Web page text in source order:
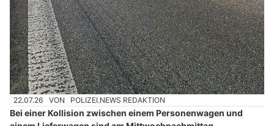
22.07.26 VON POLIZEI.NEWS REDAKTION
Bei einer Kollision zwischen einem Personenwagen und